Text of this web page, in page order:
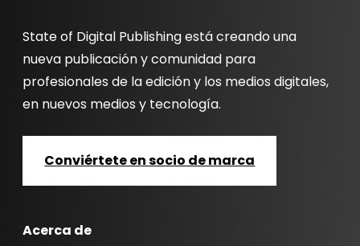
State of Digital Publishing está creando una
nueva publicación y comunidad para
profesionales de la edición y los medios digitales,
en nuevos medios y tecnología.
Conviértete en socio de marca
Acerca de